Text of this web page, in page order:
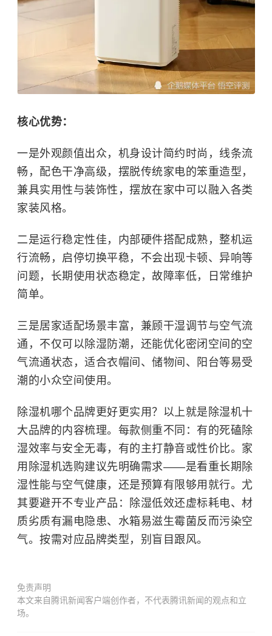
核心优势：
一是外观颜值出众，机身设计简约时尚，线条流
畅，配色干净高级，摆脱传统家电的笨重造型，
兼具实用性与装饰性，摆放在家中可以融入各类
家装风格。
二是运行稳定性佳，内部硬件搭配成熟，整机运
行流畅，启停切换平稳，不会出现卡顿、异响等
问题，长期使用状态稳定，故障率低，日常维护
简单。
三是居家适配场景丰富，兼顾干湿调节与空气流
通，不仅可以除湿防潮，还能优化密闭空间的空
气流通状态，适合衣帽间、储物间、阳台等易受
潮的小众空间使用。
除湿机哪个品牌更好更实用？以上就是除湿机十
大品牌的内容梳理。每款侧重不同：有的死磕除
湿效率与安全无毒，有的主打静音或性价比。家
用除湿机选购建议先明确需求——是看重长期除
湿性能与空气健康，还是预算有限够用就行。尤
其要避开不专业产品：除湿低效还虚标耗电、材
质劣质有漏电隐患、水箱易滋生霉菌反而污染空
气。按需对应品牌类型，别盲目跟风。
免责声明
本文来自腾讯新闻客户端创作者，不代表腾讯新闻的观点和立
场。